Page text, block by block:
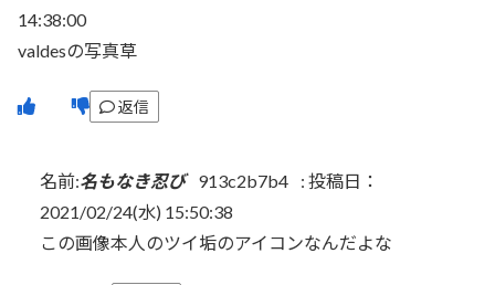
14:38:00
valdesの写真草
返信
名前:名もなき忍び 913c2b7b4 : 投稿日：
2021/02/24(水) 15:50:38
この画像本人のツイ垢のアイコンなんだよな